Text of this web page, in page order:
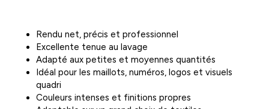
Rendu net, précis et professionnel
Excellente tenue au lavage
Adapté aux petites et moyennes quantités
Idéal pour les maillots, numéros, logos et visuels
quadri
Couleurs intenses et finitions propres